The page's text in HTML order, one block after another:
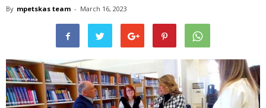
By mpetskas team - March 16, 2023